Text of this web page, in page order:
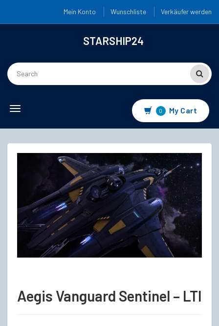
Mein Konto Wunschliste Verkäufer werden
STARSHIP24
Toggle
0 My Cart
Aegis Vanguard Sentinel – LTI